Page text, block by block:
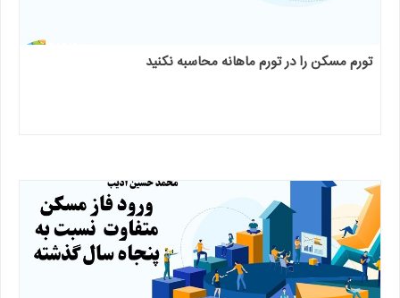
تورم مسکن را در تورم ماهانه محاسبه نکنید